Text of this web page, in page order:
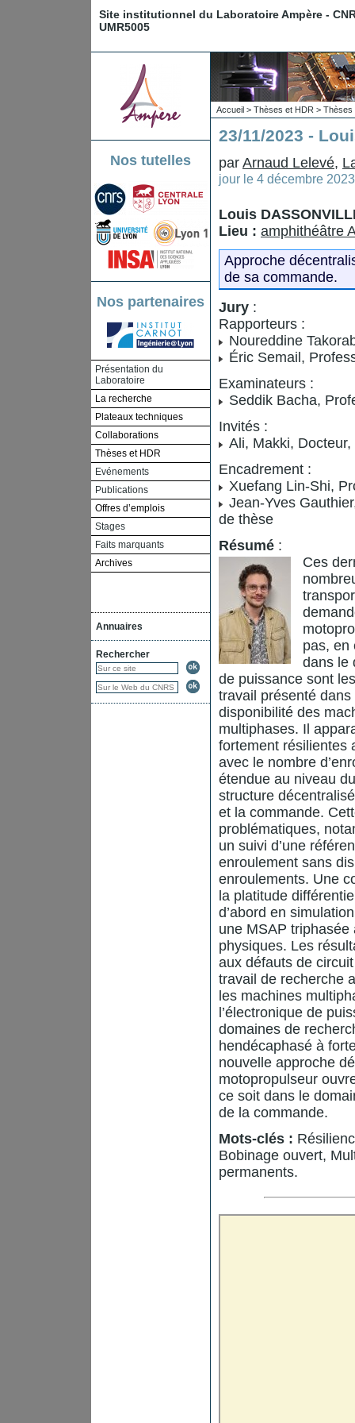
Site institutionnel du Laboratoire Ampère -
UMR5005
Nos tutelles
Nos partenaires
Présentation du
Laboratoire
La recherche
Plateaux techniques
Collaborations
Thèses et HDR
Evénements
Publications
Offres d’emplois
Stages
Faits marquants
Archives
Annuaires
Rechercher
Accueil > Thèses et HDR > Thèses
23/11/2023 -
par Arnaud Lelevé,
jour le 4 décembre
Louis
Lieu : amphithéâtre
Approche
de sa commande.
Jury :
Rapporteurs :
Noureddine
Éric Semail,
Examinateurs :
Seddik Bacha,
Invités :
Ali, Makki, Docteur,
Encadrement :
Xuefang Lin-Shi,
Jean-Yves
de thèse
Résumé :
Ces
pas, en
dans le
de puissance sont
travail présenté
disponibilité des
multiphases. Il
fortement résilientes
avec le nombre
étendue au niveau
structure
et la commande.
problématiques,
un suivi d’une
enroulement sans
enroulements. Une
la platitude
d’abord en
une MSAP
physiques. Les
aux défauts de
travail de recherche
les machines
l’électronique de
domaines de
hendécaphasé à
nouvelle approche
motopropulseur
ce soit dans le
de la commande.
Mots-clés :
Bobinage ouvert,
permanents.